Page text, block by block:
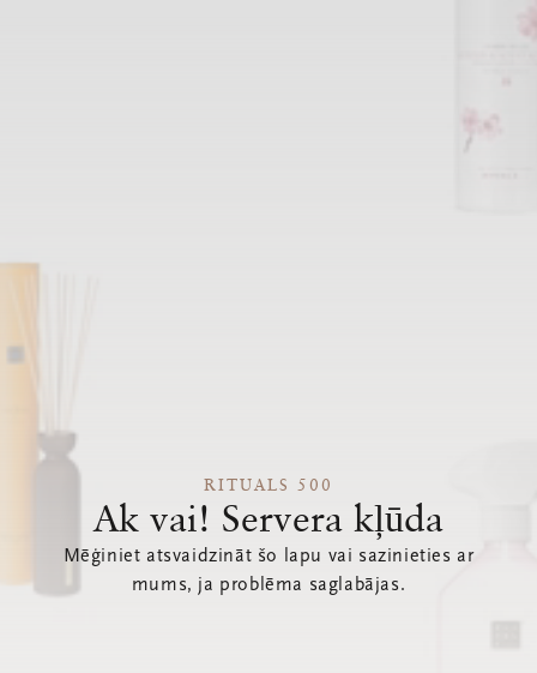
RITUALS 500
Ak vai! Servera kļūda
Mēģiniet atsvaidzināt šo lapu vai sazinieties ar
mums, ja problēma saglabājas.